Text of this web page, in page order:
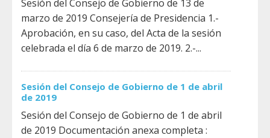
Sesión del Consejo de Gobierno de 13 de
marzo de 2019 Consejería de Presidencia 1.-
Aprobación, en su caso, del Acta de la sesión
celebrada el día 6 de marzo de 2019. 2.-...
Sesión del Consejo de Gobierno de 1 de abril
de 2019
Sesión del Consejo de Gobierno de 1 de abril
de 2019 Documentación anexa completa :